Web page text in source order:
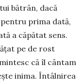
bă­trân, dacă
pentru prima dată,
a căpătat sens.
pe de rost
că îl cântam
inima. Întâlnirea